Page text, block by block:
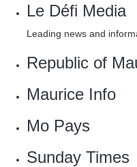
Le Défi Media
Leading news and
Republic of
Maurice Info
‎Mo Pays
Sunday Times